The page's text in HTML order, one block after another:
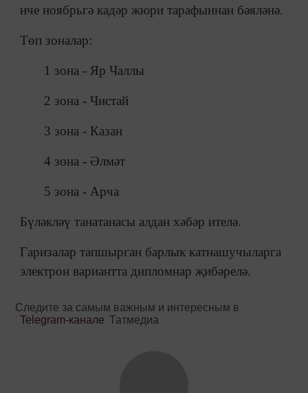
нче ноябрьгә кадәр жюри тарафыннан бәяләнә.
Төп зоналар:
1 зона - Яр Чаллы
2 зона - Чистай
3 зона - Казан
4 зона - Әлмәт
5 зона - Арча
Бүләкләү танатанасы алдан хәбәр ителә.
Гаризалар тапшырган барлык катнашучыларга
электрон вариантта дипломнар җибәрелә.
Следите за самым важным и интересным в
Telegram-канале Татмедиа